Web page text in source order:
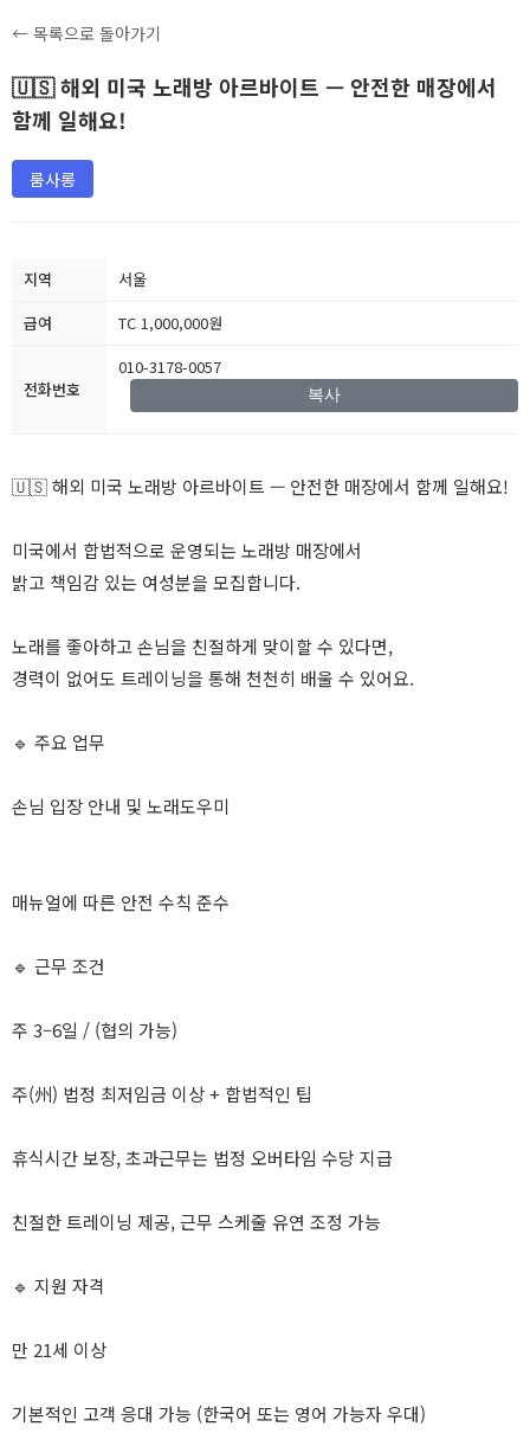
← 목록으로 돌아가기
🇺🇸 해외 미국 노래방 아르바이트 — 안전한 매장에서
함께 일해요!
룸사롱
지역
서울
급여
TC 1,000,000원
전화번호
010-3178-0057
복사
🇺🇸 해외 미국 노래방 아르바이트 — 안전한 매장에서 함께 일해요!
미국에서 합법적으로 운영되는 노래방 매장에서
밝고 책임감 있는 여성분을 모집합니다.
노래를 좋아하고 손님을 친절하게 맞이할 수 있다면,
경력이 없어도 트레이닝을 통해 천천히 배울 수 있어요.
🔹 주요 업무
손님 입장 안내 및 노래도우미
매뉴얼에 따른 안전 수칙 준수
🔹 근무 조건
주 3–6일 / (협의 가능)
주(州) 법정 최저임금 이상 + 합법적인 팁
휴식시간 보장, 초과근무는 법정 오버타임 수당 지급
친절한 트레이닝 제공, 근무 스케줄 유연 조정 가능
🔹 지원 자격
만 21세 이상
기본적인 고객 응대 가능 (한국어 또는 영어 가능자 우대)